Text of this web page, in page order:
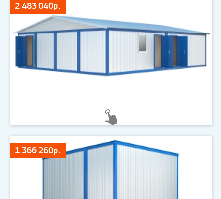
2 483 040р.
1 366 260р.